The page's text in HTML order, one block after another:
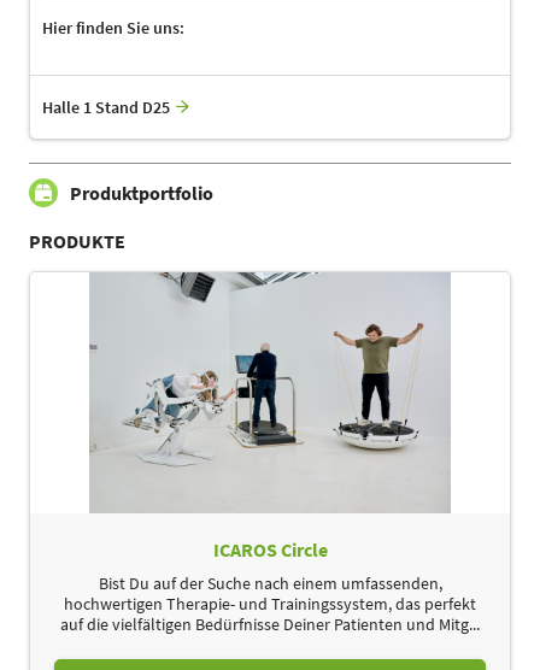
Hier finden Sie uns:
Halle 1 Stand D25
Produktportfolio
PRODUKTE
ICAROS Circle
Bist Du auf der Suche nach einem umfassenden,
hochwertigen Therapie- und Trainingssystem, das perfekt
auf die vielfältigen Bedürfnisse Deiner Patienten und Mitg...